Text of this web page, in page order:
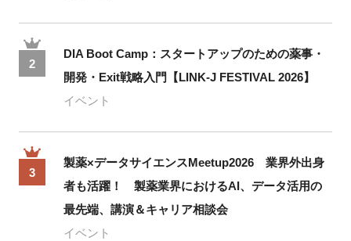
2
DIA Boot Camp：スタートアップのための薬事・
開発・Exit戦略入門【LINK-J FESTIVAL 2026】
イベント
3
製薬×データサイエンスMeetup2026 業界外出身
者も活躍！ 製薬業界におけるAI、データ活用の
最先端、講演＆キャリア相談会
イベント